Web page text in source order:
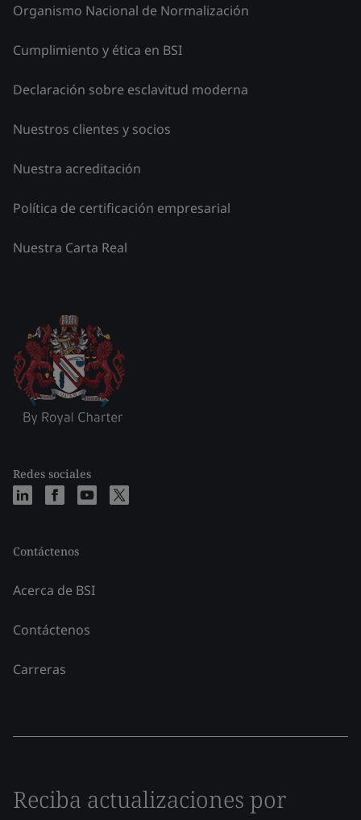
Organismo Nacional de Normalización
Cumplimiento y ética en BSI
Declaración sobre esclavitud moderna
Nuestros clientes y socios
Nuestra acreditación
Política de certificación empresarial
Nuestra Carta Real
Redes sociales
Contáctenos
Acerca de BSI
Contáctenos
Carreras
Reciba actualizaciones por